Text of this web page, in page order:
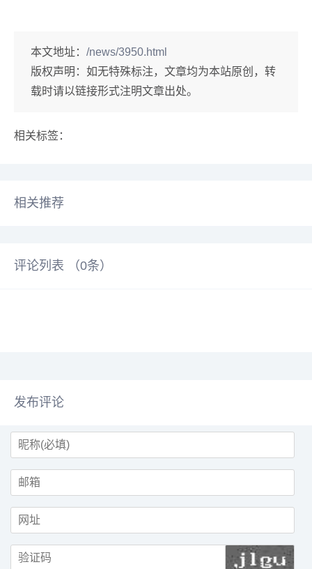
本文地址： /news/3950.html
版权声明： 如无特殊标注，文章均为本站原创，转
载时请以链接形式注明文章出处。
相关标签：
相关推荐
评论列表 （0条）
发布评论